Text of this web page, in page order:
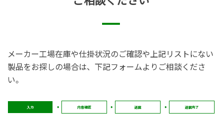
メーカー工場在庫や仕掛状況のご確認や上記リストにない
製品をお探しの場合は、下記フォームよりご相談くださ
い。
入力 内容確認 送信 送信完了